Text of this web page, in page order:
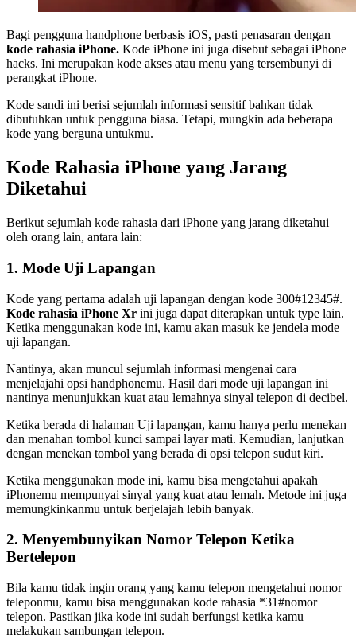
Bagi pengguna handphone berbasis iOS, pasti penasaran dengan
kode rahasia iPhone. Kode iPhone ini juga disebut sebagai iPhone
hacks. Ini merupakan kode akses atau menu yang tersembunyi di
perangkat iPhone.
Kode sandi ini berisi sejumlah informasi sensitif bahkan tidak
dibutuhkan untuk pengguna biasa. Tetapi, mungkin ada beberapa
kode yang berguna untukmu.
Kode Rahasia iPhone yang Jarang
Diketahui
Berikut sejumlah kode rahasia dari iPhone yang jarang diketahui
oleh orang lain, antara lain:
1. Mode Uji Lapangan
Kode yang pertama adalah uji lapangan dengan kode 300#12345#.
Kode rahasia iPhone Xr ini juga dapat diterapkan untuk type lain.
Ketika menggunakan kode ini, kamu akan masuk ke jendela mode
uji lapangan.
Nantinya, akan muncul sejumlah informasi mengenai cara
menjelajahi opsi handphonemu. Hasil dari mode uji lapangan ini
nantinya menunjukkan kuat atau lemahnya sinyal telepon di decibel.
Ketika berada di halaman Uji lapangan, kamu hanya perlu menekan
dan menahan tombol kunci sampai layar mati. Kemudian, lanjutkan
dengan menekan tombol yang berada di opsi telepon sudut kiri.
Ketika menggunakan mode ini, kamu bisa mengetahui apakah
iPhonemu mempunyai sinyal yang kuat atau lemah. Metode ini juga
memungkinkanmu untuk berjelajah lebih banyak.
2. Menyembunyikan Nomor Telepon Ketika
Bertelepon
Bila kamu tidak ingin orang yang kamu telepon mengetahui nomor
teleponmu, kamu bisa menggunakan kode rahasia *31#nomor
telepon. Pastikan jika kode ini sudah berfungsi ketika kamu
melakukan sambungan telepon.